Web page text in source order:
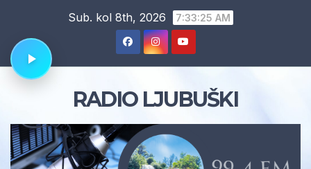
content
Sub. kol 8th, 2026 7:33:26 AM
RADIO LJUBUŠKI